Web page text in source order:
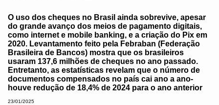
O uso dos cheques no Brasil ainda sobrevive, apesar
do grande avanço dos meios de pagamento digitais,
como internet e mobile banking, e a criação do Pix em
2020. Levantamento feito pela Febraban (Federação
Brasileira de Bancos) mostra que os brasileiros
usaram 137,6 milhões de cheques no ano passado.
Entretanto, as estatísticas revelam que o número de
documentos compensados no país cai ano a ano-
houve redução de 18,4% de 2024 para o ano anterior
23/01/2025